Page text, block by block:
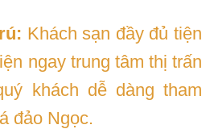
Khách sạn đầy đủ tiện
ngay trung tâm thị trấn
khách dễ dàng tham
đảo Ngọc.